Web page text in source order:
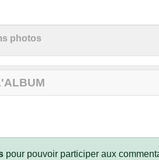
photos
pour pouvoir participer aux